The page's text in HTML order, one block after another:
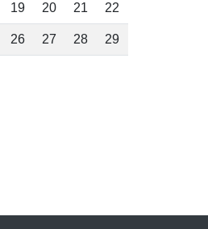
19 20 21 22
26 27 28 29